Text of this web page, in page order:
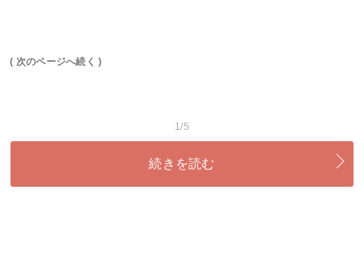
( 次のページへ続く )
1/5
続きを読む